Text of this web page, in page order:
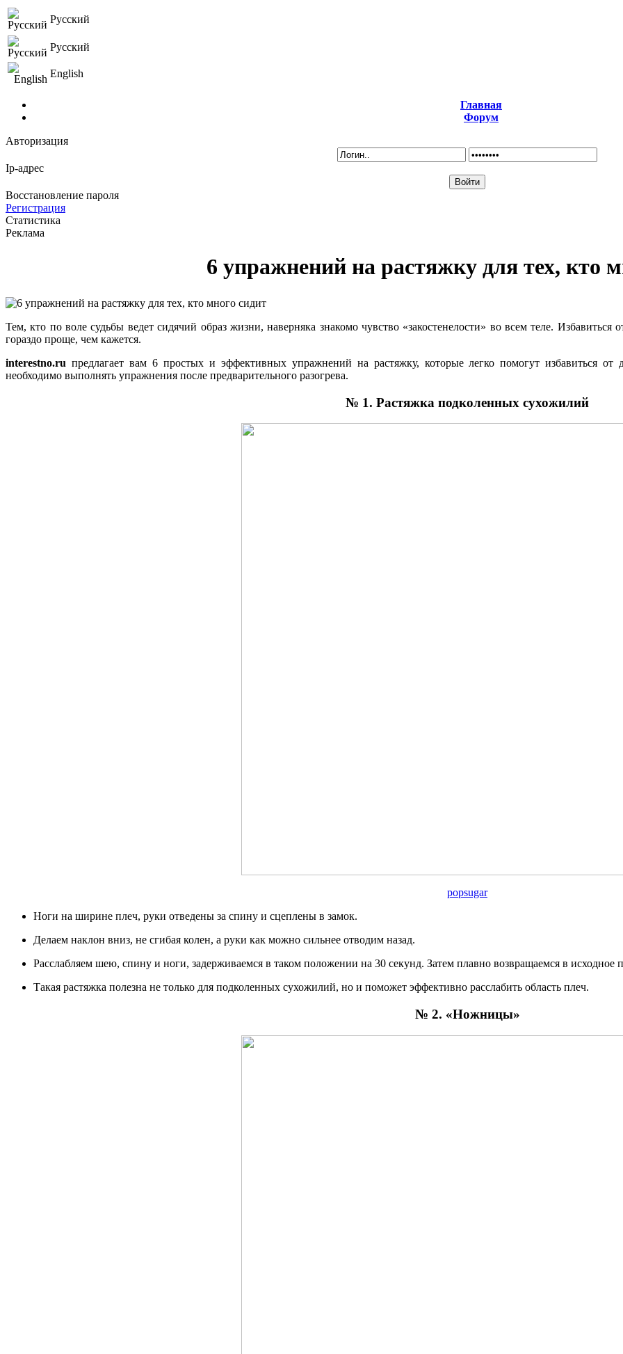
Русский
Русский
English
Главная
Форум
Авторизация
Ip-адрес
Восстановление пароля
Регистрация
Статистика
Реклама
6 упражнений на растяжку для тех, кто
Тем, кто по воле судьбы ведет сидячий образ жизни, наверняка знакомо чувство «закостенелости» во всем теле.
гораздо проще, чем кажется.
interestno.ru предлагает вам 6 простых и эффективных упражнений на растяжку, которые легко помогут избавиться
необходимо выполнять упражнения после предварительного разогрева.
№ 1. Растяжка подколенных сухожилий
popsugar
Ноги на ширине плеч, руки отведены за спину и сцеплены в замок.
Делаем наклон вниз, не сгибая колен, а руки как можно сильнее отводим назад.
Расслабляем шею, спину и ноги, задерживаемся в таком положении на 30 секунд. Затем плавно возвращаемся в исходное
Такая растяжка полезна не только для подколенных сухожилий, но и поможет эффективно расслабить область плеч.
№ 2. «Ножницы»